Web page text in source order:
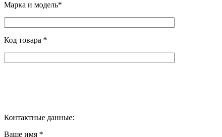
Марка и модель*
Код товара *
Контактные данные:
Ваше имя *